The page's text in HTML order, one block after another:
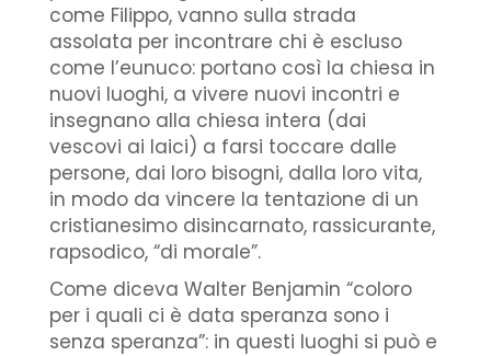
come Filippo, vanno sulla strada
assolata per incontrare chi è escluso
come l’eunuco: portano così la chiesa in
nuovi luoghi, a vivere nuovi incontri e
insegnano alla chiesa intera (dai
vescovi ai laici) a farsi toccare dalle
persone, dai loro bisogni, dalla loro vita,
in modo da vincere la tentazione di un
cristianesimo disincarnato, rassicurante,
rapsodico, “di morale”.
Come diceva Walter Benjamin “coloro
per i quali ci è data speranza sono i
senza speranza”: in questi luoghi si può e